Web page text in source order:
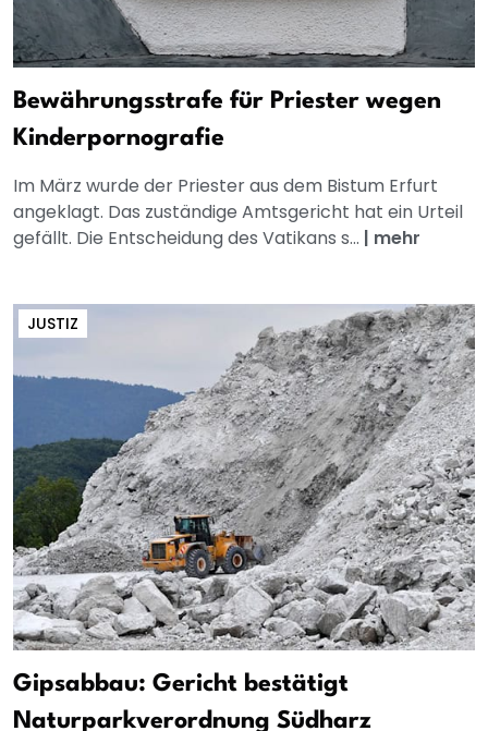
Bewährungsstrafe für Priester wegen
Kinderpornografie
Im März wurde der Priester aus dem Bistum Erfurt
angeklagt. Das zuständige Amtsgericht hat ein Urteil
gefällt. Die Entscheidung des Vatikans s... | mehr
JUSTIZ
Gipsabbau: Gericht bestätigt
Naturparkverordnung Südharz